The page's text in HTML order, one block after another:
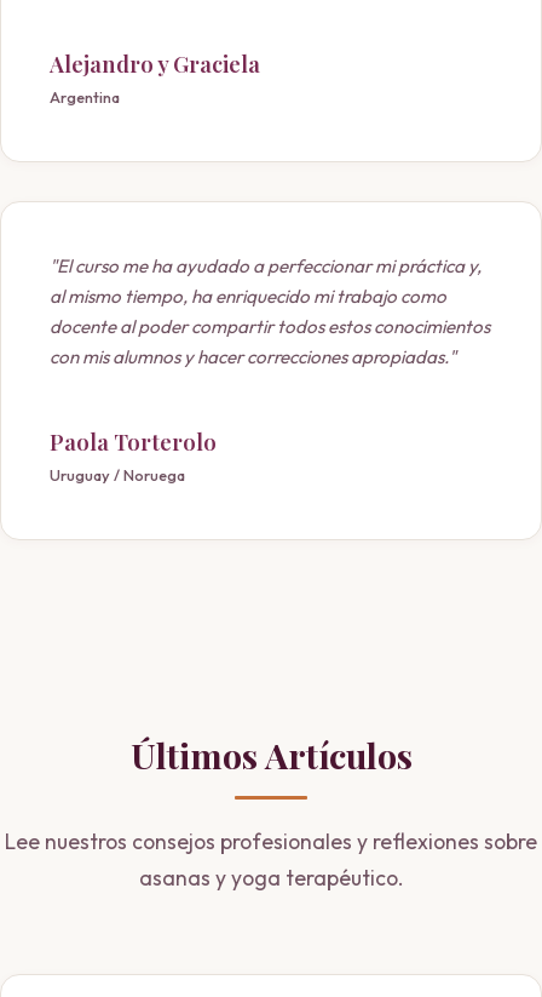
Alejandro y Graciela
Argentina
"El curso me ha ayudado a perfeccionar mi práctica y,
al mismo tiempo, ha enriquecido mi trabajo como
docente al poder compartir todos estos conocimientos
con mis alumnos y hacer correcciones apropiadas."
Paola Torterolo
Uruguay / Noruega
Últimos Artículos
Lee nuestros consejos profesionales y reflexiones sobre
asanas y yoga terapéutico.